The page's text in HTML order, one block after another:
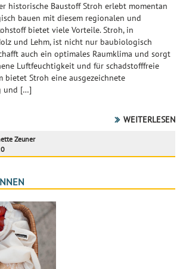
historische Baustoff Stroh erlebt momentan
bauen mit diesem regionalen und
bietet viele Vorteile. Stroh, in
und Lehm, ist nicht nur baubiologisch
auch ein optimales Raumklima und sorgt
Luftfeuchtigkeit und für schadstofffreie
bietet Stroh eine ausgezeichnete
und […]
WEITERLESEN
Zeuner